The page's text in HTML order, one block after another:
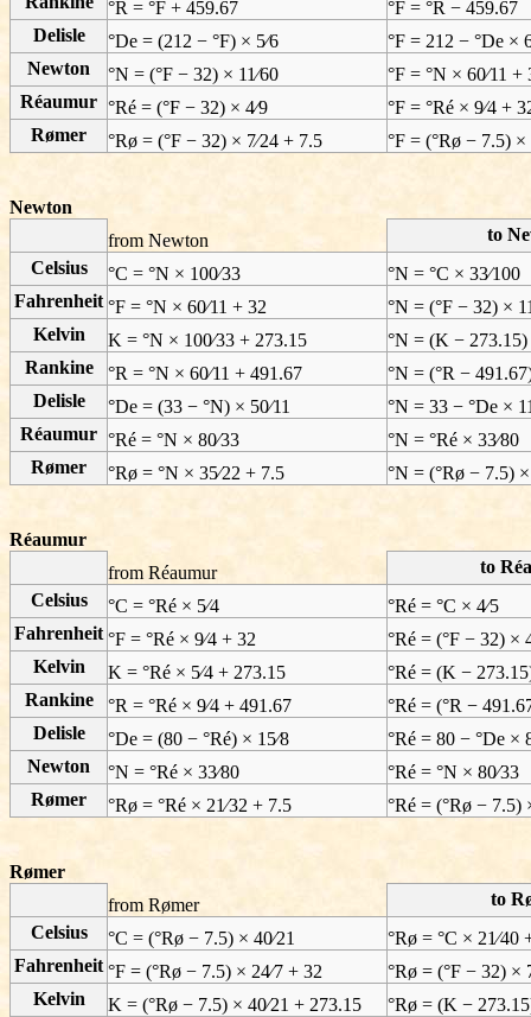
°R = °F + 459.67
°F = °R − 459.67
Delisle
°De = (212 − °F) × 5⁄6
°F = 212 − °De ×
Newton
°N = (°F − 32) × 11⁄60
°F = °N × 60⁄11 +
Réaumur °Ré = (°F − 32) × 4⁄9
°F = °Ré × 9⁄4 +
Rømer
°Rø = (°F − 32) × 7⁄24 + 7.5 °F = (°Rø − 7.5) ×
Newton
from Newton
to
Celsius
°C = °N × 100⁄33
°N = °C × 33⁄100
Fahrenheit °F = °N × 60⁄11 + 32
°N = (°F − 32) ×
Kelvin
K = °N × 100⁄33 + 273.15
°N = (K − 273.15)
Rankine
°R = °N × 60⁄11 + 491.67
°N = (°R −
Delisle
°De = (33 − °N) × 50⁄11
°N = 33 − °De ×
Réaumur °Ré = °N × 80⁄33
°N = °Ré × 33⁄80
Rømer
°Rø = °N × 35⁄22 + 7.5 °N = (°Rø − 7.5) ×
Réaumur
from Réaumur
to
Celsius
°C = °Ré × 5⁄4
°Ré = °C × 4⁄5
Fahrenheit °F = °Ré × 9⁄4 + 32
°Ré = (°F − 32) ×
Kelvin
K = °Ré × 5⁄4 + 273.15
°Ré = (K −
Rankine
°R = °Ré × 9⁄4 + 491.67
°Ré = (°R −
Delisle
°De = (80 − °Ré) × 15⁄8
°Ré = 80 − °De ×
Newton
°N = °Ré × 33⁄80
°Ré = °N × 80⁄33
Rømer
°Rø = °Ré × 21⁄32 + 7.5 °Ré = (°Rø − 7.5)
Rømer
from Rømer
to
Celsius
°C = (°Rø − 7.5) × 40⁄21
°Rø = °C × 21⁄40
Fahrenheit °F = (°Rø − 7.5) × 24⁄7 + 32
°Rø = (°F − 32) ×
Kelvin
K = (°Rø − 7.5) × 40⁄21 + 273.15
°Rø = (K −